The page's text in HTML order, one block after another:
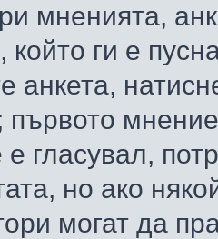
мненията,
който ги е
анкета,
е гласувал,
но ако
могат да